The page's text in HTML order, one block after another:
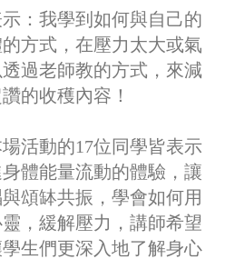
：我學到如何與自己的
方式，在壓力太大或氣
過老師教的方式，來減
的收穫內容！
活動的17位同學皆表示
體能量流動的體驗，讓
頌缽共振，學會如何用
，緩解壓力，講師希望
生們更深入地了解身心